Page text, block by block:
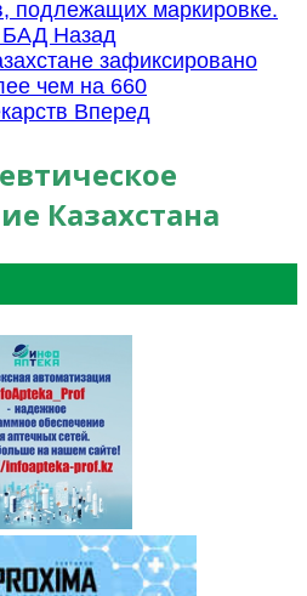
подлежащих маркировке.
БАД Назад
зафиксировано
чем на 660
Вперед
Казахстана